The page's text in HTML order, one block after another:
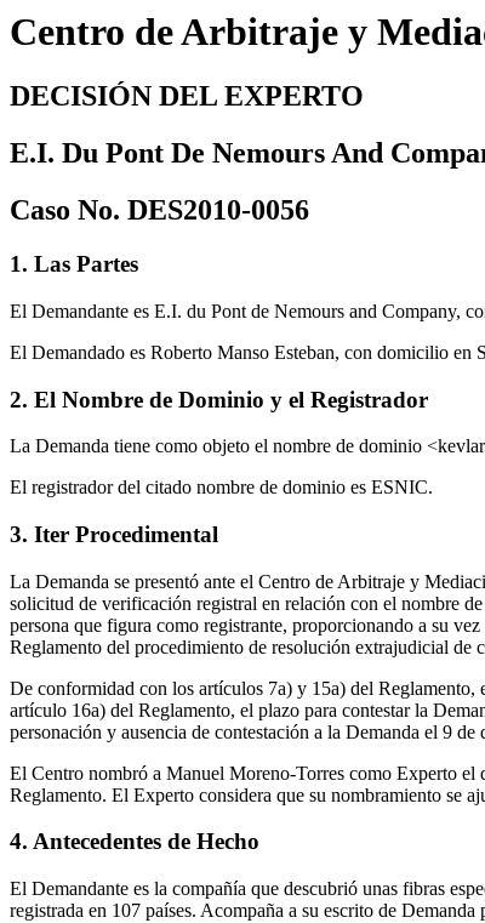
Centro de Arbitraje y
DECISIÓN DEL EXPERTO
E.I. Du Pont De Nemours And
Caso No. DES2010-0056
1. Las Partes
El Demandante es E.I. du Pont de Nemours and Company,
El Demandado es Roberto Manso Esteban, con domicilio en
2. El Nombre de Dominio y el Registrador
La Demanda tiene como objeto el nombre de dominio
El registrador del citado nombre de dominio es ESNIC.
3. Iter Procedimental
La Demanda se presentó ante el Centro de Arbitraje y
solicitud de verificación registral en relación con el nombre
persona que figura como registrante, proporcionando a su
Reglamento del procedimiento de resolución extrajudicial de
De conformidad con los artículos 7a) y 15a) del
artículo 16a) del Reglamento, el plazo para contestar la
personación y ausencia de contestación a la Demanda el 9 de
El Centro nombró a Manuel Moreno-Torres como Experto
Reglamento. El Experto considera que su nombramiento se
4. Antecedentes de Hecho
El Demandante es la compañía que descubrió unas fibras
registrada en 107 países. Acompaña a su escrito de